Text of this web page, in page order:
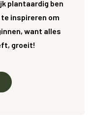
plantaardig ben
inspireren om
want alles
groeit!